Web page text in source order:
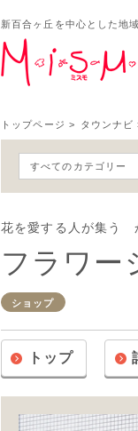
新百合ヶ丘を中心とした地
トップページ > タウンナビ
すべてのカテゴリー
花を愛する人が集う
フラワ
ショップ
トップ